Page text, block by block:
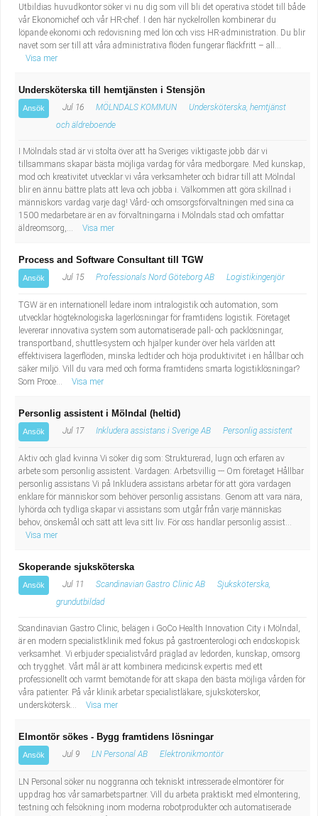
Utbildias huvudkontor söker vi nu dig som vill bli det operativa stödet till både
vår Ekonomichef och vår HR-chef. I den här nyckelrollen kombinerar du
löpande ekonomi och redovisning med lön och viss HR-administration. Du blir
navet som ser till att våra administrativa flöden fungerar fläckfritt – all...
Visa mer
Undersköterska till hemtjänsten i Stensjön
Ansök Jul 16 MÖLNDALS KOMMUN
Undersköterska, hemtjänst
och äldreboende
I Mölndals stad är vi stolta över att ha Sveriges viktigaste jobb där vi
tillsammans skapar bästa möjliga vardag för våra medborgare. Med kunskap,
mod och kreativitet utvecklar vi våra verksamheter och bidrar till att Mölndal
blir en ännu bättre plats att leva och jobba i. Välkommen att göra skillnad i
människors vardag varje dag! Vård- och omsorgsförvaltningen med sina ca
1500 medarbetare är en av förvaltningarna i Mölndals stad och omfattar
äldreomsorg,...
Visa mer
Process and Software Consultant till TGW
Ansök Jul 15 Professionals Nord Göteborg AB Logistikingenjör
TGW är en internationell ledare inom intralogistik och automation, som
utvecklar högteknologiska lagerlösningar för framtidens logistik. Företaget
levererar innovativa system som automatiserade pall- och packlösningar,
transportband, shuttle-system och hjälper kunder över hela världen att
effektivisera lagerflöden, minska ledtider och höja produktivitet i en hållbar och
säker miljö. Vill du vara med och forma framtidens smarta logistiklösningar?
Som Proce...
Visa mer
Personlig assistent i Mölndal (heltid)
Ansök Jul 17 Inkludera assistans i Sverige AB Personlig assistent
Aktiv och glad kvinna Vi söker dig som: Strukturerad, lugn och erfaren av
arbete som personlig assistent. Vardagen: Arbetsvillig --- Om företaget Hållbar
personlig assistans Vi på Inkludera assistans arbetar för att göra vardagen
enklare för människor som behöver personlig assistans. Genom att vara nära,
lyhörda och tydliga skapar vi assistans som utgår från varje människas
behov, önskemål och sätt att leva sitt liv. För oss handlar personlig assist...
Visa mer
Skoperande sjuksköterska
Ansök Jul 11 Scandinavian Gastro Clinic AB
Sjuksköterska,
grundutbildad
Scandinavian Gastro Clinic, belägen i GoCo Health Innovation City i Mölndal,
är en modern specialistklinik med fokus på gastroenterologi och endoskopisk
verksamhet. Vi erbjuder specialistvård präglad av ledorden, kunskap, omsorg
och trygghet. Vårt mål är att kombinera medicinsk expertis med ett
professionellt och varmt bemötande för att skapa den bästa möjliga vården för
våra patienter. På vår klinik arbetar specialistläkare, sjuksköterskor,
underskötersk...
Visa mer
Elmontör sökes - Bygg framtidens lösningar
Ansök Jul 9 LN Personal AB Elektronikmontör
LN Personal söker nu noggranna och tekniskt intresserade elmontörer för
uppdrag hos vår samarbetspartner. Vill du arbeta praktiskt med elmontering,
testning och felsökning inom moderna robotprodukter och automatiserade